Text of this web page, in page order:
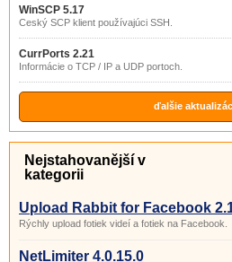
WinSCP 5.17
Český SCP klient používajúci SSH.
CurrPorts 2.21
Informácie o TCP / IP a UDP portoch.
ďalšie
Nejstahovanější v
kategorii
Upload Rabbit for Facebook
Rýchly upload fotiek videí a fotiek na Facebook.
NetLimiter 4.0.15.0